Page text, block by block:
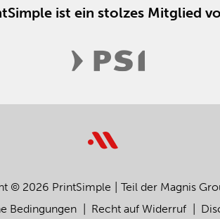
ist ein stolzes Mitglied
© 2026 PrintSimple
Teil der Magnis
Bedingungen
Recht auf Widerruf